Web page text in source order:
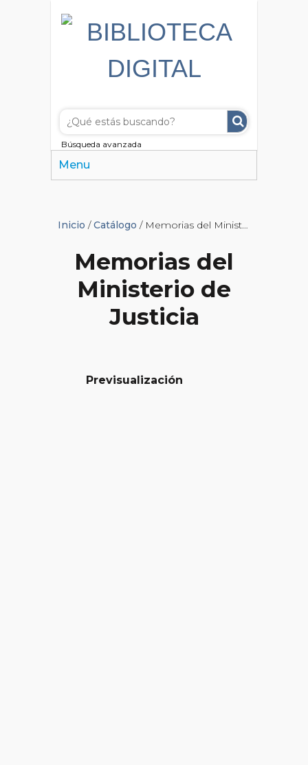
Búsqueda avanzada
Menu
Inicio /Catálogo / Memorias del Ministerio de Justicia
Memorias del
Ministerio de
Justicia
Previsualización